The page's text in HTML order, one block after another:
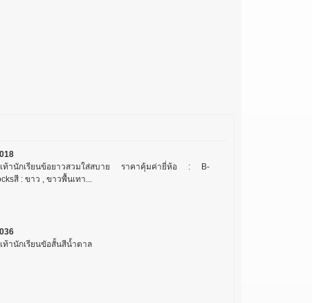
เท้านักเรียนข้อยาวสวมใส่สบาย ราคาคุ้มค่ายี่ห้อ : B-
สี : ขาว , ขาวพื้นเทา...
ท้านักเรียนขัอสั้นสีน้ำตาล